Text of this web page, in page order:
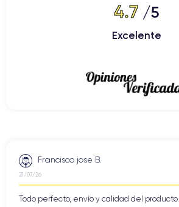
4.7/5
Excelente
Francisco jose B.
21/07/26
Todo perfecto, envío y calidad del producto.